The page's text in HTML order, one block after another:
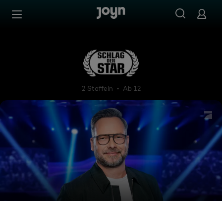
Zum Inhalt springen
Schlag den Star
2 Staffeln Ab 12